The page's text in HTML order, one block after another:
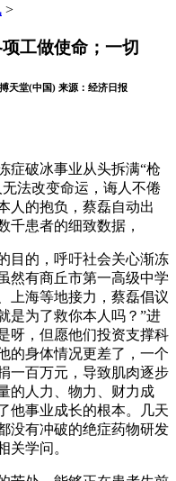
>
工做使命；一切
天堂(中国) 来源： 经济日报
破冰事业从头拆满“枪
法改变命运，诲人不倦
人的抱负，蔡磊自动出
千患者的细致数据，
的，呼吁社会关心渐冻
然有商丘市第一高级中学
上海等地接力，蔡磊倡议
是为了救你本人吗？”进
呀，但愿他们投资支撑科
的身体情况更差了，一个
一百万元，导致肌肉逐步
的人力、物力、财力成
他事业成长的根本。几天
没有冲破的绝症药物研发
关学问。